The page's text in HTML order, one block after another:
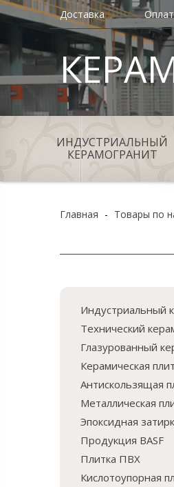
Доставка
ИНДУСТРИАЛЬНЫЙ
КЕРАМОГРАНИТ
Главная - Товары по
Индустриальный
Технический
Глазурованный
Керамическая
Антискользящая
Металлическая
Эпоксидная
Продукция BASF
Плитка ПВХ
Кислотоупорная